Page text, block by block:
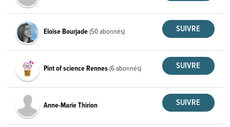
Eloïse Bourjade(50 abonnés)
Pint of science Rennes(6 abonnés)
Anne-Marie Thirion